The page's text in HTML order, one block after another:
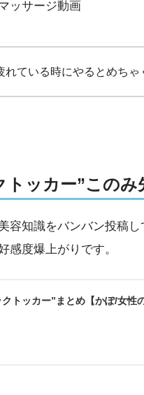
ッサージ動画
れている時にやるとめちゃ
ッカー”この
容知識をバンバン投稿
感度爆上がりです。
トッカー”まとめ【かぽ/女性の